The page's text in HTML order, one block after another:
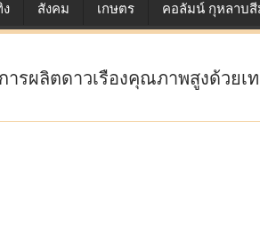
สังคม เกษตร คอลัมน์ กุหลาบสี
รผลิตดาวเรืองคุณภาพสูงด้วยเ